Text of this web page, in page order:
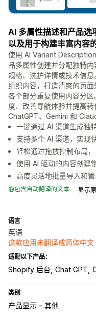
AI 多属性描述和产品选
以及用于构建丰富内容
使用 AI Variant
品多属性创建并分配独特
规格、洗护详情或技术信
组织内容，打造清爽的页
各个部分重复使用内容分
度、改善导航体验并提高
ChatGPT、Gemini 和
一键通过 AI 渠道生成独
支持多个 AI 渠道，实现
轻松通过拖放控制布局
使用 AI 驱动的内容创建
高度灵活地批量导入和
包含自动翻译的文本 显示
语言
英语
这款应用未翻译成简体中文
适配以下产品：
Shopify 后台 Chat GPT
类别
产品显示 - 其他